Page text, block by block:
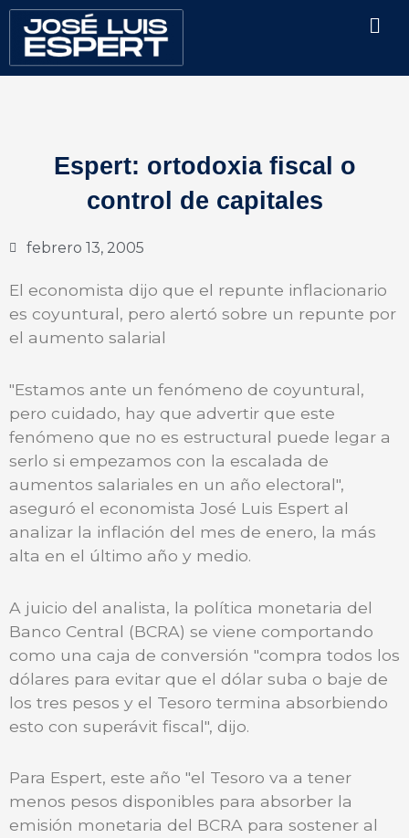
Ir
contenido
Espert: ortodoxia fiscal o
control de capitales
febrero 13, 2005
El economista dijo que el repunte inflacionario
es coyuntural, pero alertó sobre un repunte por
el aumento salarial
"Estamos ante un fenómeno de coyuntural,
pero cuidado, hay que advertir que este
fenómeno que no es estructural puede legar a
serlo si empezamos con la escalada de
aumentos salariales en un año electoral",
aseguró el economista José Luis Espert al
analizar la inflación del mes de enero, la más
alta en el último año y medio.
A juicio del analista, la política monetaria del
Banco Central (BCRA) se viene comportando
como una caja de conversión "compra todos los
dólares para evitar que el dólar suba o baje de
los tres pesos y el Tesoro termina absorbiendo
esto con superávit fiscal", dijo.
Para Espert, este año "el Tesoro va a tener
menos pesos disponibles para absorber la
emisión monetaria del BCRA para sostener al